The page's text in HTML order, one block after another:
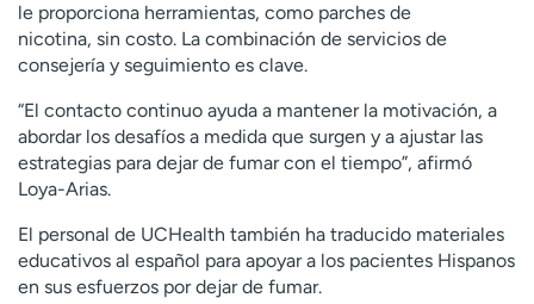
le proporciona herramientas, como parches de
nicotina, sin costo. La combinación de servicios de
consejería y seguimiento es clave.
“El contacto continuo ayuda a mantener la motivación, a
abordar los desafíos a medida que surgen y a ajustar las
estrategias para dejar de fumar con el tiempo”, afirmó
Loya-Arias.
El personal de UCHealth también ha traducido materiales
educativos al español para apoyar a los pacientes Hispanos
en sus esfuerzos por dejar de fumar.